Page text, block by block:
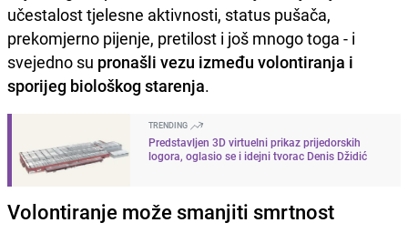
učestalost tjelesne aktivnosti, status pušača,
prekomjerno pijenje, pretilost i još mnogo toga - i
svejedno su pronašli vezu između volontiranja i
sporijeg biološkog starenja.
TRENDING
Predstavljen 3D virtuelni prikaz prijedorskih
logora, oglasio se i idejni tvorac Denis Džidić
Volontiranje može smanjiti smrtnost